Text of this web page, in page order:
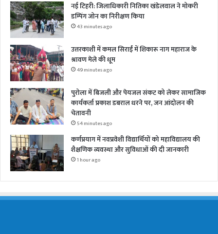
नई टिहरी: जिलाधिकारी नितिका खंडेलवाल ने मोकरी
डम्पिंग जोन का निरीक्षण किया
43 minutes ago
उत्तरकाशी में कमल सिराईं में शिकारू नाग महाराज के
श्रावण मेले की धूम
49 minutes ago
पुरोला में बिजली और पेयजल संकट को लेकर सामाजिक
कार्यकर्ता प्रकाश डबराल धरने पर, जन आंदोलन की
चेतावनी
54 minutes ago
कर्णप्रयाग में नवप्रवेशी विद्यार्थियों को महाविद्यालय की
शैक्षणिक व्यवस्था और सुविधाओं की दी जानकारी
1 hour ago